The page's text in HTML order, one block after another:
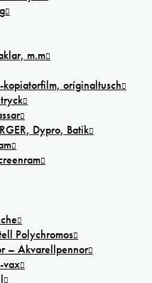
m.m
kopiatorfilm, oríginaltusch
Dypro, Batik
Polychromos
– Akvarellpennor
vax